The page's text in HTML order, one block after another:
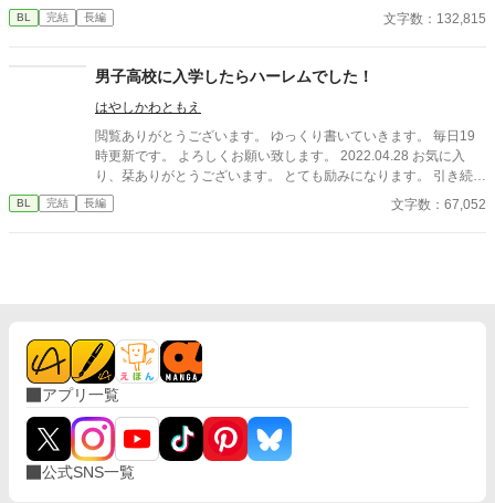
してる担任の幸崎(さいざき)teacher。 主にこれらのメンバーで構
成される相関図激ヤバ案件のBL物語。 他にも天才遊佐の事が好き
な人達が出てくるよ☆ 〜自覚編〜 のあらすじ(書く予定) アニメ・
漫画をこよなく愛し、スポーツ万能、頭も良い、ヲタク男子＆陽
キャな主人公、薄井 凌(うすい りょう)には、とある悩みがある。
それは、何人かの同性の人たちに好意を寄せられていることに気
づいてしまったからである。 ーーーーーーーーーーーーーーーー
ー 【超重要】 ☆まず、主人公が各キャラからの好意を自覚するま
前」ということを踏まえて呼んでくだせぇ) また、自覚した後、
よりますが、3日に1回は新しい話を更新します(3日以内に投稿さ
れない場合もあります。まぁ、そこは善処します。(その時はまた
近況ボード等でお知らせすると思います。))。
BL 完結 長編 文字数：132,815
男子高校に入学したらハーレムでした！
はやしかわともえ
閲覧ありがとうございます。 ゆっくり書いていきます。 毎日19
時更新です。 よろしくお願い致します。 2022.04.28 お気に入
り、栞ありがとうございます。 とても励みになります。 引き続き
宜しくお願いします。 2022.05.01 近々番外編SSをあげます。 よ
ければ覗いてみてください。 2022.05.10 お気に入りしてくれて
BL 完結 長編 文字数：67,052
アプリ一覧
公式SNS一覧